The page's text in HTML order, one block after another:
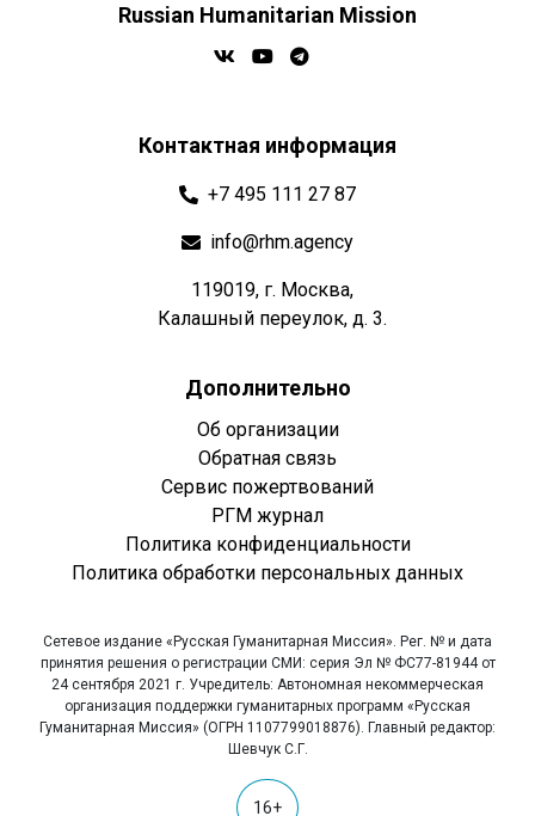
Russian Humanitarian Mission
Контактная информация
+7 495 111 27 87
info@rhm.agency
119019, г. Москва,
Калашный переулок, д. 3.
Дополнительно
Об организации
Обратная связь
Сервис пожертвований
РГМ журнал
Политика конфиденциальности
Политика обработки персональных данных
Сетевое издание «Русская Гуманитарная Миссия». Рег. № и дата
принятия решения о регистрации СМИ: серия Эл № ФС77-81944 от
24 сентября 2021 г. Учредитель: Автономная некоммерческая
организация поддержки гуманитарных программ «Русская
Гуманитарная Миссия» (ОГРН 1107799018876). Главный редактор:
Шевчук С.Г.
16+